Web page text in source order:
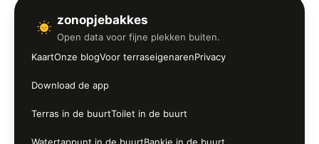
zonopjebakkes
Open data voor fijne plekken buiten.
KaartOnze blogVoor terraseigenarenPrivacy
Download de app
Terras in de buurtToilet in de buurt